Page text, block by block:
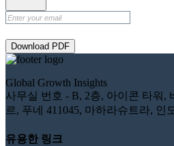
Download PDF
Global Growth Insights
사무실 번호 - B, 2층, 아이콘 타워,
르, 푸네 411045, 마하라슈트라, 인
유용한 링크